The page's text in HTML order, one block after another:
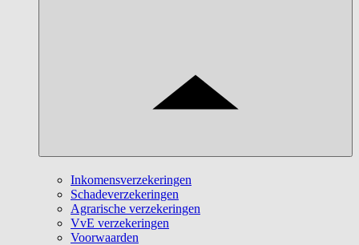
Inkomensverzekeringen
Schadeverzekeringen
Agrarische verzekeringen
VvE verzekeringen
Voorwaarden